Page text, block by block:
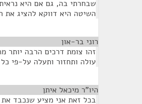
שבחרתי בה, גם אם היא
השיטה היא דווקא להציג את
רוני בר-און
זהו צומת דרכים הרבה יותר
עולה ותחזור ותעלה על-פי
היו"ר מיכאל איתן
בכל זאת אני מציע שנכבד